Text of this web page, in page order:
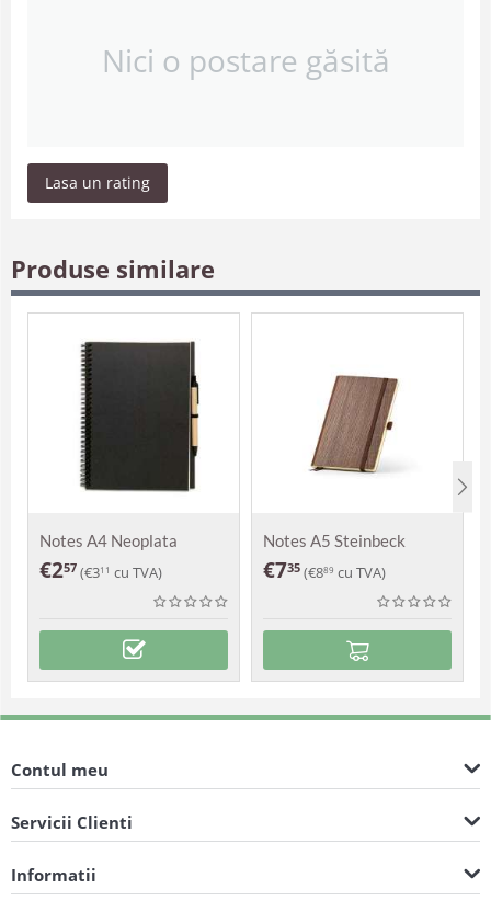
Nici o postare găsită
Lasa un rating
Produse similare
Notes A4 Neoplata
€257 (€311 cu TVA)
Notes A5 Steinbeck
€735 (€889 cu TVA)
Contul meu
Servicii Clienti
Informatii